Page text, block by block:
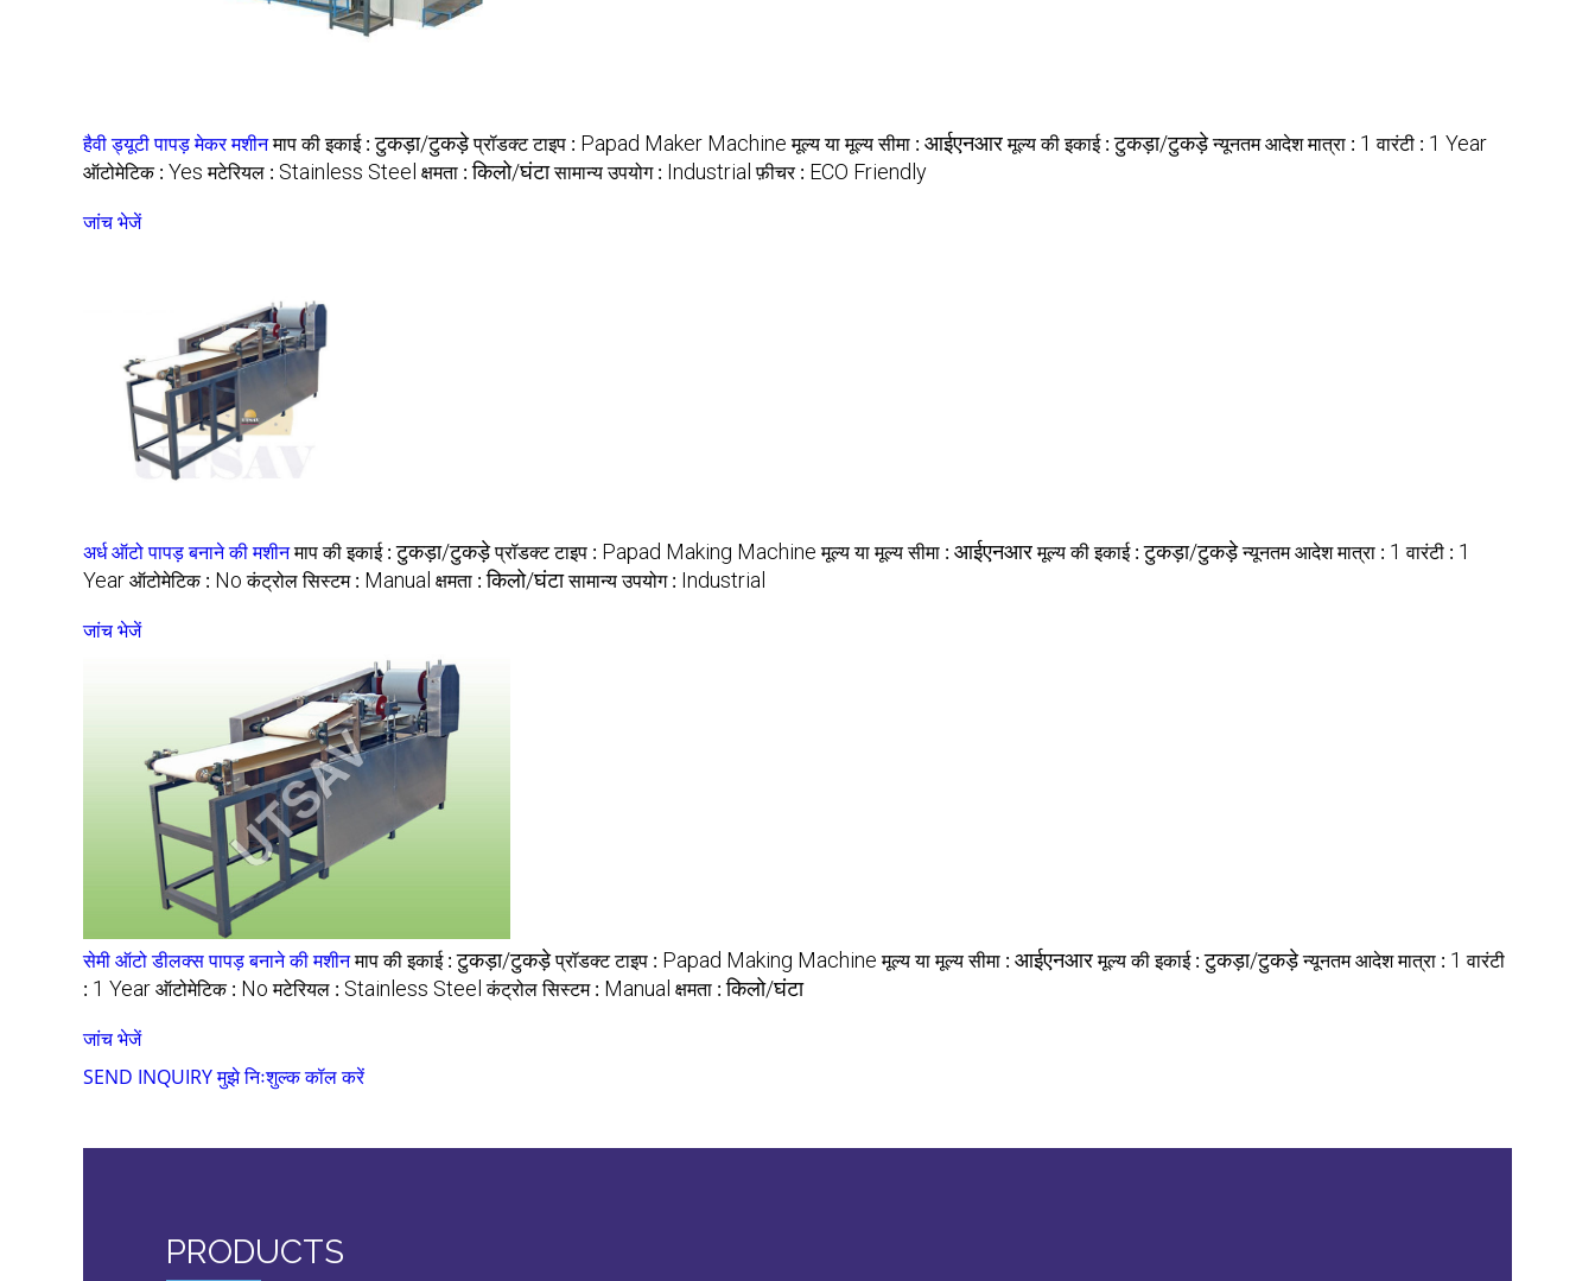
हैवी ड्यूटी पापड़ मेकर मशीनमाप की इकाई :टुकड़ा/टुकड़ेप्रॉडक्ट टाइप : Papad Maker Machine मूल्य या मूल्य सीमा : आईएनआरमूल्य की इकाई :टुकड़ा/टुकड़ेन्यूनतम आदेश मात्रा : 1 वारंटी : 1 Year
ऑटोमेटिक : Yes मटेरियल : Stainless Steel क्षमता :किलो/घंटासामान्य उपयोग : Industrial फ़ीचर : ECO Friendly
जांच भेजें
अर्ध ऑटो पापड़ बनाने की मशीनमाप की इकाई :टुकड़ा/टुकड़ेप्रॉडक्ट टाइप : Papad Making Machine मूल्य या मूल्य सीमा : आईएनआरमूल्य की इकाई :टुकड़ा/टुकड़ेन्यूनतम आदेश मात्रा : 1 वारंटी : 1
Yearऑटोमेटिक : No कंट्रोल सिस्टम : Manual क्षमता :किलो/घंटासामान्य उपयोग : Industrial
जांच भेजें
सेमी ऑटो डीलक्स पापड़ बनाने की मशीनमाप की इकाई :टुकड़ा/टुकड़ेप्रॉडक्ट टाइप : Papad Making Machine मूल्य या मूल्य सीमा : आईएनआरमूल्य की इकाई :टुकड़ा/टुकड़ेन्यूनतम आदेश मात्रा : 1 वारंटी
: 1 Yearऑटोमेटिक : No मटेरियल : Stainless Steel कंट्रोल सिस्टम : Manual क्षमता :किलो/घंटा
जांच भेजें
SEND INQUIRYमुझे निःशुल्क कॉल करें
PRODUCTS